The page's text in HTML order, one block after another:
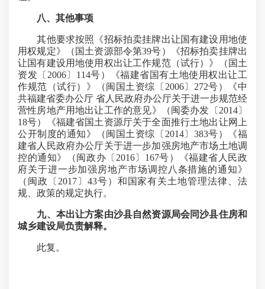
八、其他事项
其他要求按照《招标拍卖挂牌出让国有建设用地使
用权规定》（国土资源部令第39号）《招标拍卖挂牌出
让国有建设用地使用权出让工作规范（试行）》（国土
资发〔2006〕114号）《福建省国有土地使用权出让工
作规范（试行）》（闽国土资综〔2006〕272号）《中
共福建省委办公厅 省人民政府办公厅关于进一步规范经
营性房地产用地出让工作的意见》（闽委办发〔2014〕
18号）《福建省国土资源厅关于全面推行土地出让网上
公开制度的通知》（闽国土资综〔2014〕383号）《福
建省人民政府办公厅关于进一步加强房地产市场土地调
控的通知》（闽政办〔2016〕167号）《福建省人民政
府关于进一步加强房地产市场调控八条措施的通知》
（闽政〔2017〕43号）和国家有关土地管理法律、法
规、政策的规定执行。
九、本出让方案由沙县自然资源局会同沙县住房和
城乡建设局负责解释。
此复。